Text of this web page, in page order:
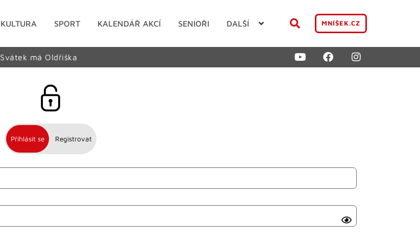
KULTURA SPORT KALENDÁŘ AKCÍ SENIOŘI DALŠÍ MNÍŠEK.CZ
Svátek má Oldřiška
Přihlásit se Registrovat